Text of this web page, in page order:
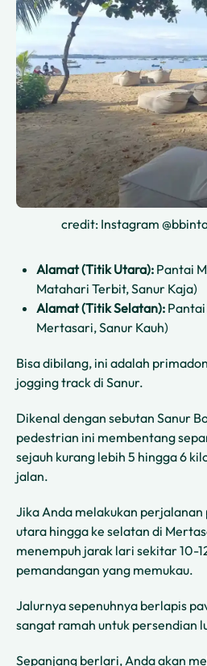
credit: Instagram
Alamat (Titik Utara): Pantai
Matahari Terbit, Sanur Kaja)
Alamat (Titik Selatan):
Mertasari, Sanur Kauh)
Bisa dibilang, ini adalah
jogging track di Sanur.
Dikenal dengan sebutan Sanur
pedestrian ini membentang
sejauh kurang lebih 5 hingga 6
jalan.
Jika Anda melakukan
utara hingga ke selatan di
menempuh jarak lari sekitar 10-
pemandangan yang memukau.
Jalurnya sepenuhnya berlapis
sangat ramah untuk persendian
Sepanjang berlari, Anda akan